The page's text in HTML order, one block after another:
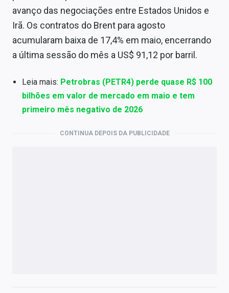
avanço das negociações entre Estados Unidos e
Irã. Os contratos do Brent para agosto
acumularam baixa de 17,4% em maio, encerrando
a última sessão do mês a US$ 91,12 por barril.
Leia mais: Petrobras (PETR4) perde quase R$ 100
bilhões em valor de mercado em maio e tem
primeiro mês negativo de 2026
CONTINUA DEPOIS DA PUBLICIDADE